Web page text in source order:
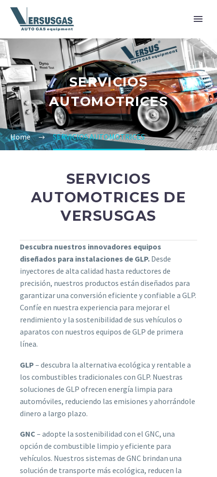
SERVICIOS
AUTOMOTRICES
Home SERVICIOS AUTOMOTRICES
SERVICIOS
AUTOMOTRICES DE
VERSUSGAS
Descubra nuestros innovadores equipos
diseñados para instalaciones de GLP. Desde
inyectores de alta calidad hasta reductores de
precisión, nuestros productos están diseñados para
garantizar una conversión eficiente y confiable a GLP.
Confíe en nuestra experiencia para mejorar el
rendimiento y la sostenibilidad de sus vehículos o
aparatos con nuestros equipos de GLP de primera
línea.
GLP – descubra la alternativa ecológica y rentable a
los combustibles tradicionales con GLP. Nuestras
soluciones de GLP ofrecen energía limpia para
automóviles, reduciendo las emisiones y ahorrándole
dinero a largo plazo.
GNC – adopte la sostenibilidad con el GNC, una
opción de combustible limpio y eficiente para
vehículos. Nuestros sistemas de GNC brindan una
solución de transporte más ecológica, reducen la